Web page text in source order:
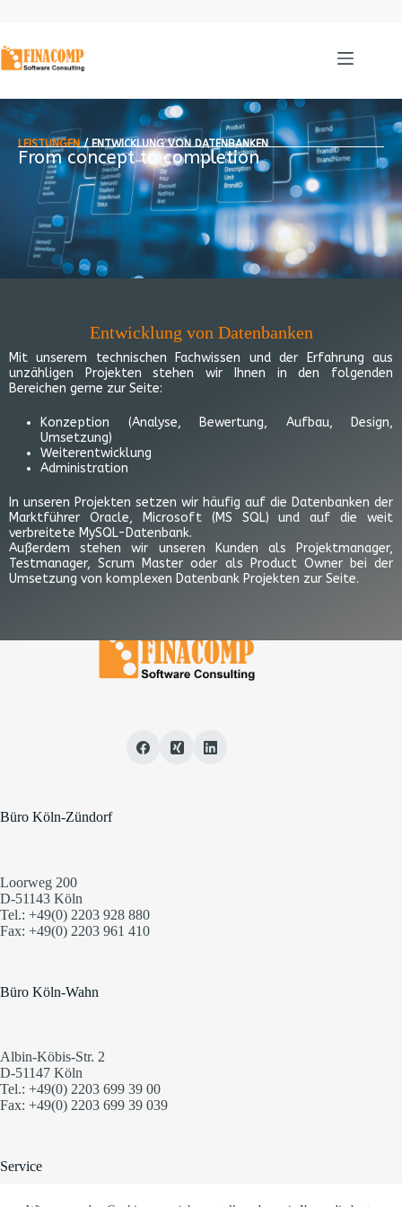
LEISTUNGEN/ ENTWICKLUNG VON DATENBANKEN
From concept to completion
Entwicklung von Datenbanken
Mit unserem technischen Fachwissen und der Erfahrung aus
unzähligen Projekten stehen wir Ihnen in den folgenden
Bereichen gerne zur Seite:
Konzeption (Analyse, Bewertung, Aufbau, Design,
Umsetzung)
Weiterentwicklung
Administration
In unseren Projekten setzen wir häufig auf die Datenbanken der
Marktführer Oracle, Microsoft (MS SQL) und auf die weit
verbreitete MySQL-Datenbank.
Außerdem stehen wir unseren Kunden als Projektmanager,
Testmanager, Scrum Master oder als Product Owner bei der
Umsetzung von komplexen Datenbank Projekten zur Seite.
Büro Köln-Zündorf
Loorweg 200
D-51143 Köln
Tel.: +49(0) 2203 928 880
Fax: +49(0) 2203 961 410
Büro Köln-Wahn
Albin-Köbis-Str. 2
D-51147 Köln
Tel.: +49(0) 2203 699 39 00
Fax: +49(0) 2203 699 39 039
Service